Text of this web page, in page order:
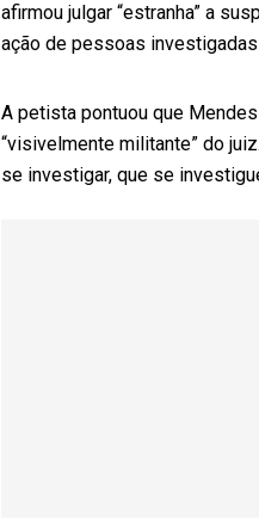
afirmou julgar “estranha” a
ação de pessoas investigadas
A petista pontuou que
“visivelmente militante” do
se investigar, que se